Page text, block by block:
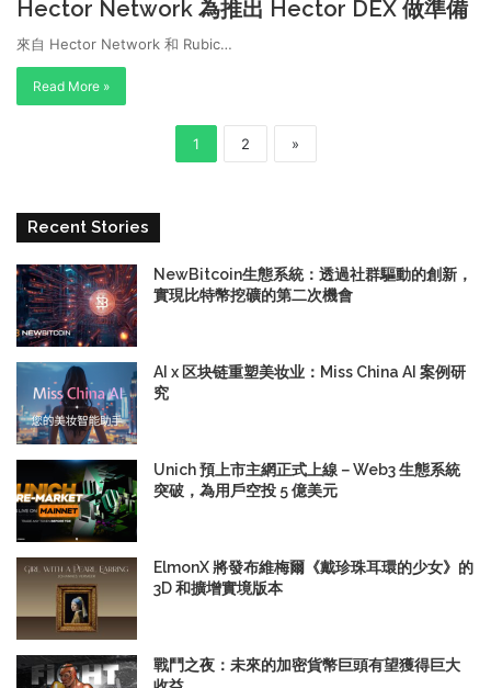
Hector Network 為推出 Hector DEX 做準備
來自 Hector Network 和 Rubic…
Read More »
1 2 »
Recent Stories
NewBitcoin生態系統：透過社群驅動的創新，
實現比特幣挖礦的第二次機會
AI x 区块链重塑美妆业：Miss China AI 案例研
究
Unich 預上市主網正式上線－Web3 生態系統
突破，為用戶空投 5 億美元
ElmonX 將發布維梅爾《戴珍珠耳環的少女》的
3D 和擴增實境版本
戰鬥之夜：未來的加密貨幣巨頭有望獲得巨大